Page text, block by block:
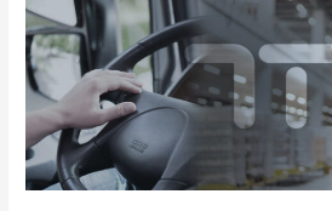
Wettbewerb
für
Schulabschlussklassen
in
Bocholt
und